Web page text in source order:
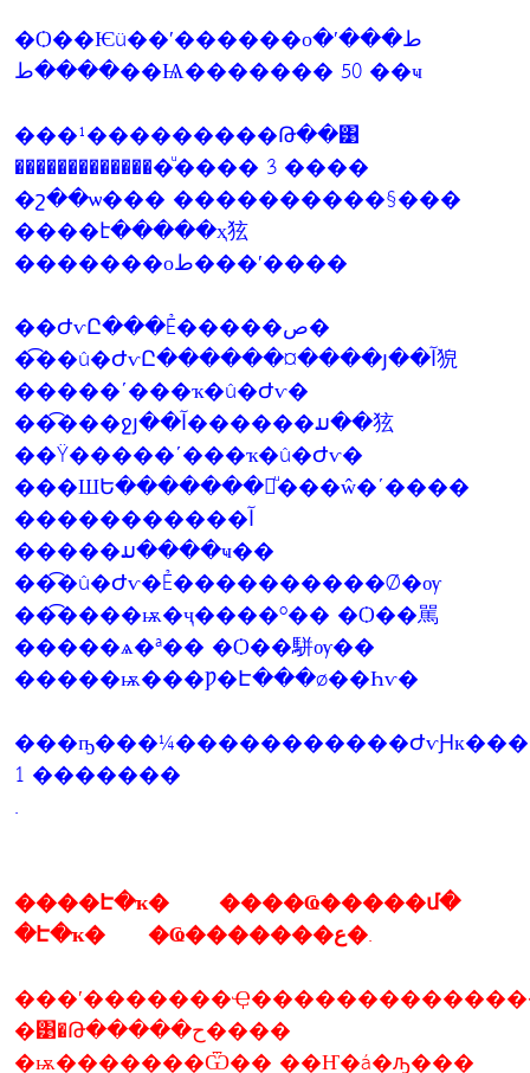
�Ѻ��Ѥü��ʹ������оط���ʹ�
����ط��Ѩ������� 50 ��ҹ
���¹���������Թ��͹
��������������ͧ���� 3 ����
�շ��ѡ��� ����������§���
����է�����ҳ㹡
�������оط���ʹ����
��ԺѵԸ���Ẻ�����ص�
��͡�û�ԺѵԸ������¤����յ��آ㹸
�����ʹ���ҡ�û�Ժѵ�
��͡���ջյ��آ������ມ��㹡
��Ÿ�����ʹ���ҡ�û�Ժѵ�
���ШԵ�������㹡ͧ���ŵ�ʹ����
�����������آ
�����ມ����ҹ��
��͡�û�Ժѵ�Ẻ����������Ǿ�ѹ
��͡����ѭ�ҷ����º�� �Ѻ��駡
�����ѧ�ª�� �Ѻ��駢ѹ��
�����ѭ���Ƿ�Է���ø��Һѵ�
���ҧ���¼�����������ԺѵԨк���ب�ص��ҹ����
1 �������
.
����Է�ҡ� ����Ҩ�����մ�
�Է�ҡ� �Ҩ�������ع�.
�͹�Թ�����ح����
�ѭ�������Ѿ�� ��Ҥ�á�ԡ���